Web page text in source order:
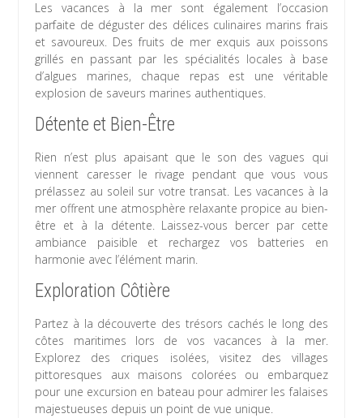
Les vacances à la mer sont également l’occasion
parfaite de déguster des délices culinaires marins frais
et savoureux. Des fruits de mer exquis aux poissons
grillés en passant par les spécialités locales à base
d’algues marines, chaque repas est une véritable
explosion de saveurs marines authentiques.
Détente et Bien-Être
Rien n’est plus apaisant que le son des vagues qui
viennent caresser le rivage pendant que vous vous
prélassez au soleil sur votre transat. Les vacances à la
mer offrent une atmosphère relaxante propice au bien-
être et à la détente. Laissez-vous bercer par cette
ambiance paisible et rechargez vos batteries en
harmonie avec l’élément marin.
Exploration Côtière
Partez à la découverte des trésors cachés le long des
côtes maritimes lors de vos vacances à la mer.
Explorez des criques isolées, visitez des villages
pittoresques aux maisons colorées ou embarquez
pour une excursion en bateau pour admirer les falaises
majestueuses depuis un point de vue unique.